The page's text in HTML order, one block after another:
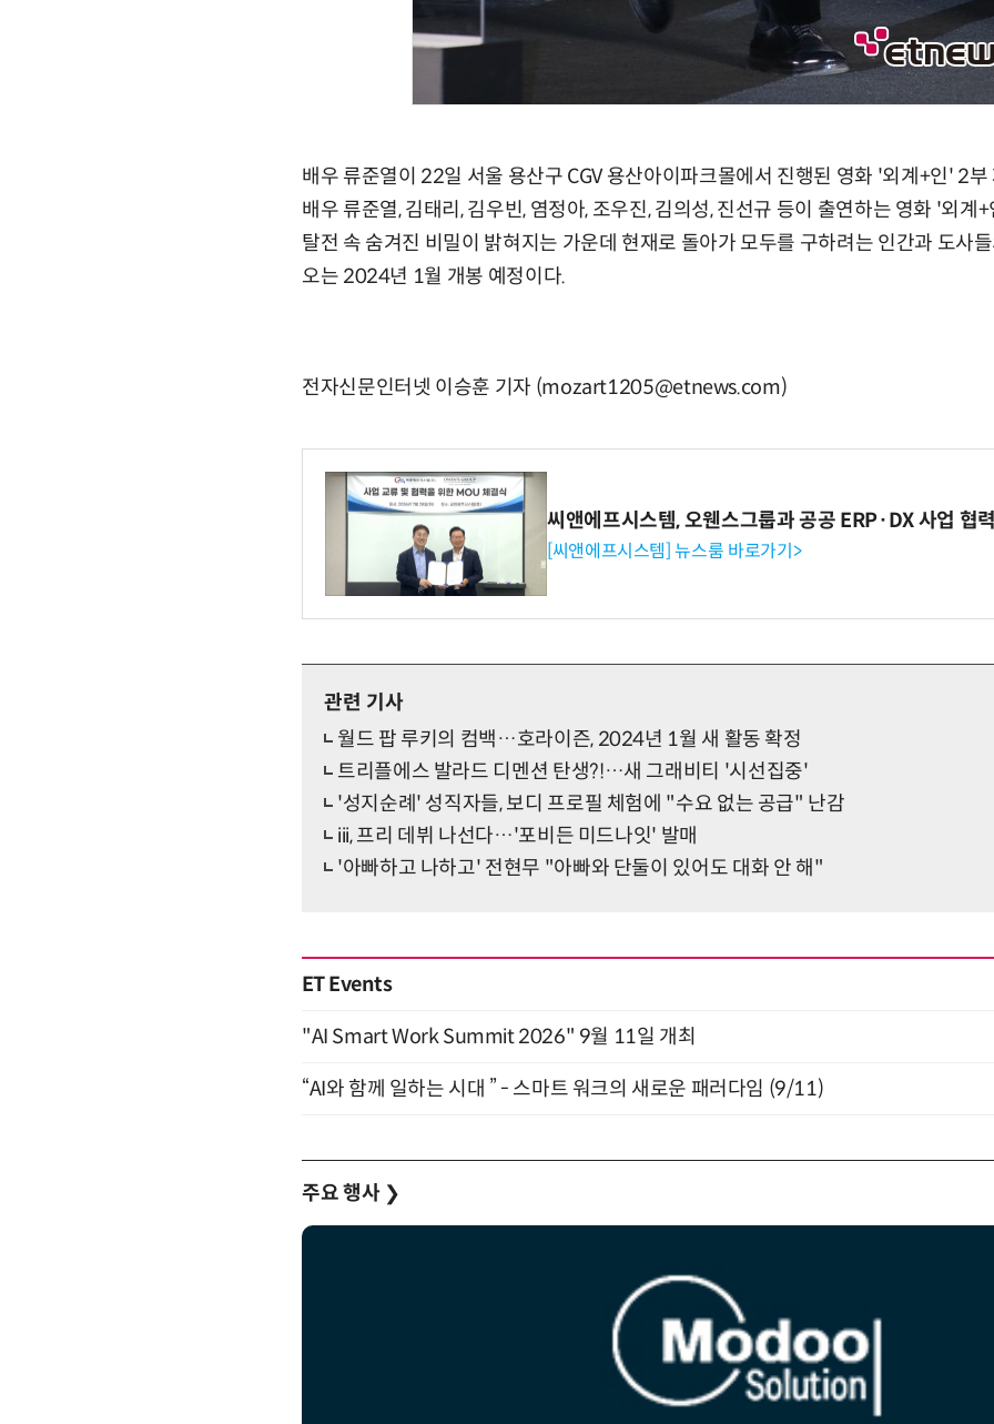
배우 류준열이 22일 서울 용산구 CGV 용산아이파크몰에서 진행된 영화 '외계+인' 2
배우 류준열, 김태리, 김우빈, 염정아, 조우진, 김의성, 진선규 등이 출연하는 영화 '외계
탈전 속 숨겨진 비밀이 밝혀지는 가운데 현재로 돌아가 모두를 구하려는 인간과 도사
오는 2024년 1월 개봉 예정이다.
전자신문인터넷 이승훈 기자 (mozart1205@etnews.com)
씨앤에프시스템, 오웬스그룹과 공공 ERP·DX 사업 협
[씨앤에프시스템] 뉴스룸 바로가기>
관련 기사
월드 팝 루키의 컴백…호라이즌, 2024년 1월 새 활동 확정
트리플에스 발라드 디멘션 탄생?!…새 그래비티 '시선집중'
'성지순례' 성직자들, 보디 프로필 체험에 "수요 없는 공급" 난감
iii, 프리 데뷔 나선다…'포비든 미드나잇' 발매
'아빠하고 나하고' 전현무 "아빠와 단둘이 있어도 대화 안 해"
ET Events
"AI Smart Work Summit 2026" 9월 11일 개최
“AI와 함께 일하는 시대 ” - 스마트 워크의 새로운 패러다임 (9/11)
주요 행사 ❯